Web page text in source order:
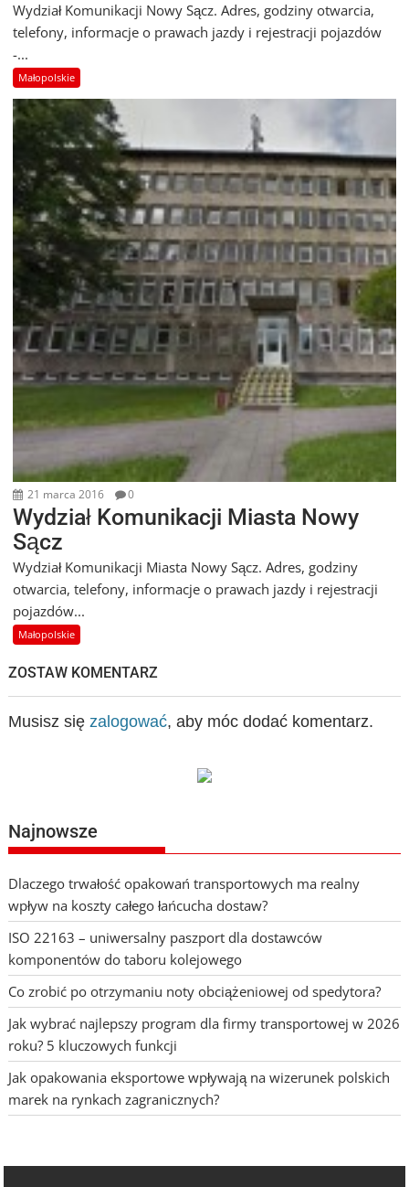
Wydział Komunikacji Nowy Sącz. Adres, godziny otwarcia,
telefony, informacje o prawach jazdy i rejestracji pojazdów
-...
Małopolskie
21 marca 2016 0
Wydział Komunikacji Miasta Nowy
Sącz
Wydział Komunikacji Miasta Nowy Sącz. Adres, godziny
otwarcia, telefony, informacje o prawach jazdy i rejestracji
pojazdów...
Małopolskie
ZOSTAW KOMENTARZ
Musisz sięzalogować, aby móc dodać komentarz.
Najnowsze
Dlaczego trwałość opakowań transportowych ma realny
wpływ na koszty całego łańcucha dostaw?
ISO 22163 – uniwersalny paszport dla dostawców
komponentów do taboru kolejowego
Co zrobić po otrzymaniu noty obciążeniowej od spedytora?
Jak wybrać najlepszy program dla firmy transportowej w 2026
roku? 5 kluczowych funkcji
Jak opakowania eksportowe wpływają na wizerunek polskich
marek na rynkach zagranicznych?